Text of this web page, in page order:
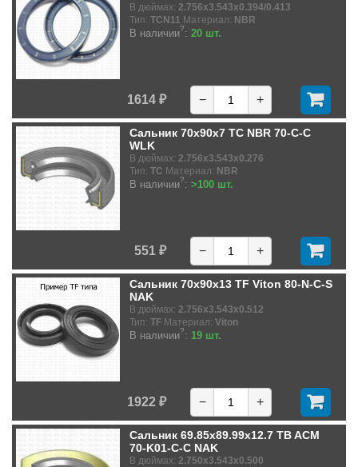
В дюймах: 2.756x3.543x0.394/0.413
Тип: TCN11 Материал: NBR
В наличии?: 20 шт.
1614 ₽ − +
Сальник 70x90x7 TC NBR 70-C-C
WLK
В дюймах: 2.756x3.543x0.276
Тип: TC Материал: NBR
В наличии?: >100 шт.
551 ₽ − +
Сальник 70x90x13 TF Viton 80-N-C-S
NAK
В дюймах: 2.756x3.543x0.512
Тип: TF Материал: Viton
В наличии?: 19 шт.
1922 ₽ − +
Сальник 69.85x89.99x12.7 TB ACM
70-K01-C-C NAK
В дюймах: 2.750x3.543x0.500